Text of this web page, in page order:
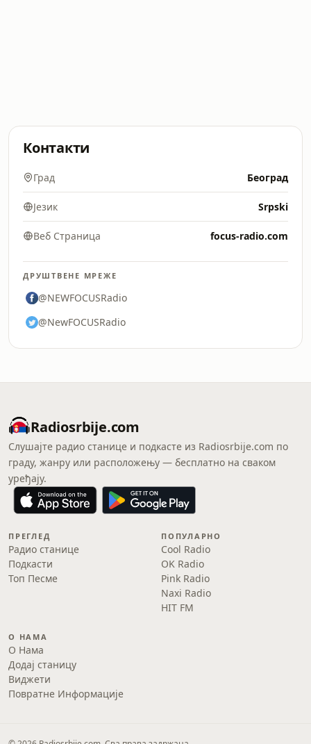
Контакти
Град Београд
Језик Srpski
Веб Страница focus-radio.com
ДРУШТВЕНЕ МРЕЖЕ
@NEWFOCUSRadio
@NewFOCUSRadio
Radiosrbije.com
Слушајте радио станице и подкасте из Radiosrbije.com по
граду, жанру или расположењу — бесплатно на сваком
уређају.
ПРЕГЛЕД
Радио станице
Подкасти
Топ Песме
ПОПУЛАРНО
Cool Radio
OK Radio
Pink Radio
Naxi Radio
HIT FM
О НАМА
О Нама
Додај станицу
Виджети
Повратне Информације